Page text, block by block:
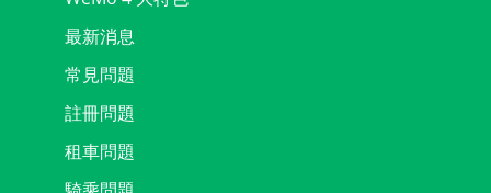
最新消息
常見問題
註冊問題
租車問題